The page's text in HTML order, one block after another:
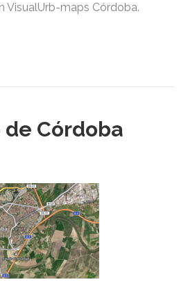
VisualUrb-maps Córdoba.
Córdoba